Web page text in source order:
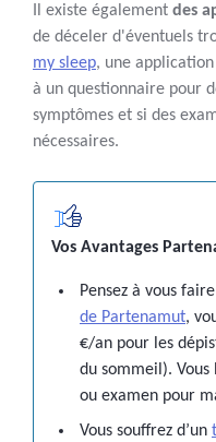
Il existe également des
de déceler d'éventuels
my sleep, une
à un questionnaire pour
symptômes et si des
nécessaires.
Vos Avantages
Pensez à vous
de Partenamut,
€/an pour les
du sommeil).
ou examen pour
Vous souffrez d’un